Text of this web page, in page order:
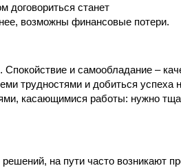
договориться станет
возможны финансовые потери.
и самообладание –
трудностями и добиться успеха
касающимися работы: нужно
на пути часто возникают